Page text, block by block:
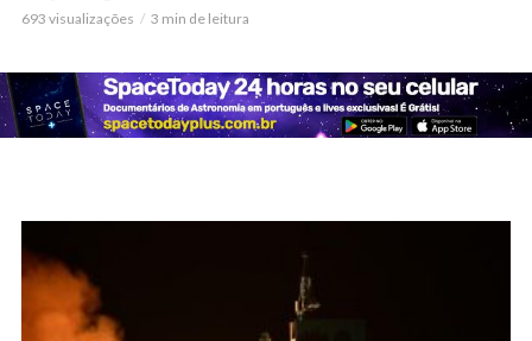
693 visualizações 3 min de leitura